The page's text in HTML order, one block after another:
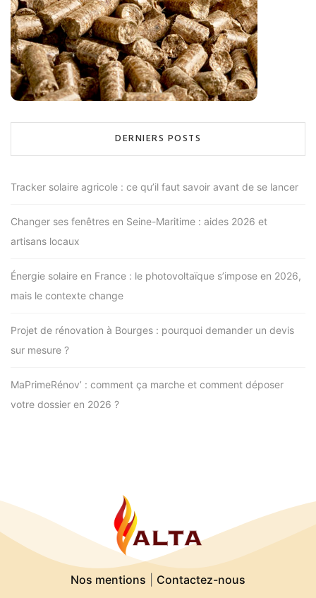
DERNIERS POSTS
Tracker solaire agricole : ce qu’il faut savoir avant de se lancer
Changer ses fenêtres en Seine-Maritime : aides 2026 et
artisans locaux
Énergie solaire en France : le photovoltaïque s’impose en 2026,
mais le contexte change
Projet de rénovation à Bourges : pourquoi demander un devis
sur mesure ?
MaPrimeRénov’ : comment ça marche et comment déposer
votre dossier en 2026 ?
Nos mentions Contactez-nous